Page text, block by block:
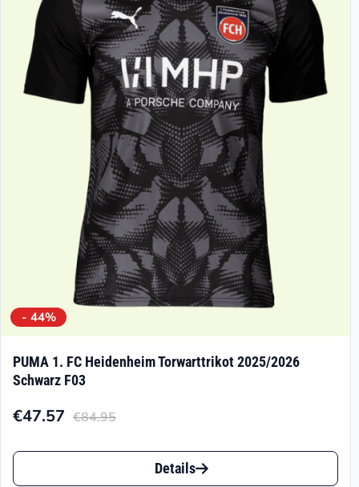
- 44%
PUMA 1. FC Heidenheim Torwarttrikot 2025/2026
Schwarz F03
€84.95
Ursprünglicher
Preis
€47.57
Aktueller
Preis
Dieses
Produkt
Details